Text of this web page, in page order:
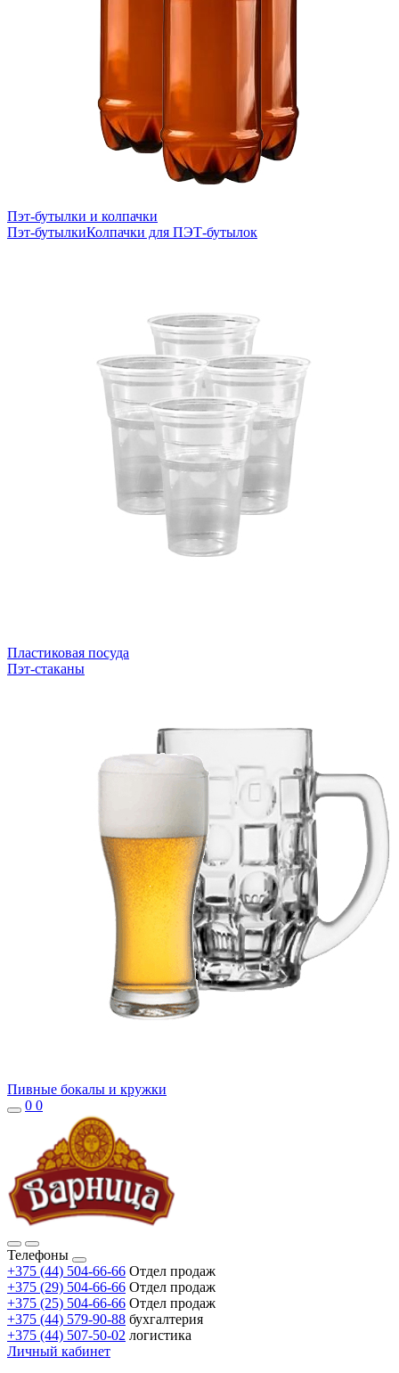
Пэт-бутылки и колпачки
Пэт-бутылкиКолпачки для ПЭТ-бутылок
Пластиковая посуда
Пэт-стаканы
Пивные бокалы и кружки
0 0
Телефоны
+375 (44) 504-66-66 Отдел продаж
+375 (29) 504-66-66 Отдел продаж
+375 (25) 504-66-66 Отдел продаж
+375 (44) 579-90-88 бухгалтерия
+375 (44) 507-50-02 логистика
Личный кабинет